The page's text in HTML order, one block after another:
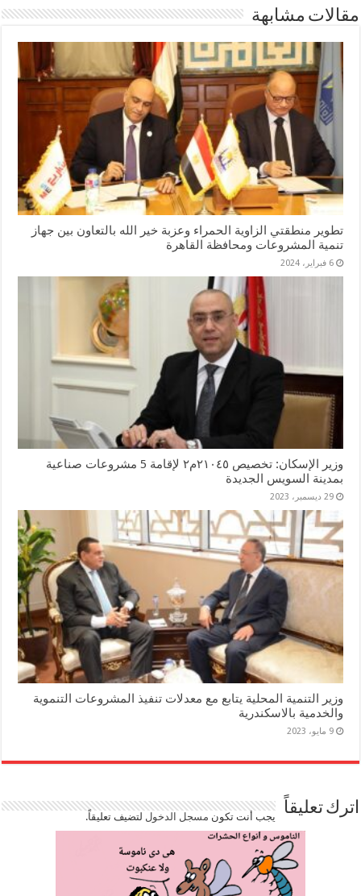
مقالات مشابهة
تطوير منطقتي الزاوية الحمراء وعزبة خير الله بالتعاون بين جهاز
تنمية المشروعات ومحافظة القاهرة
6 فبراير، 2024
وزير الإسكان: تخصيص ٢١٠٤٥م٢ لإقامة 5 مشروعات صناعية
بمدينة السويس الجديدة
29 ديسمبر، 2023
وزير التنمية المحلية يتابع مع معدلات تنفيذ المشروعات التنموية
والخدمية بالاسكندرية
9 مايو، 2023
اترك تعليقاً يجب أنت تكون مسجل الدخوللتضيف تعليقاً.